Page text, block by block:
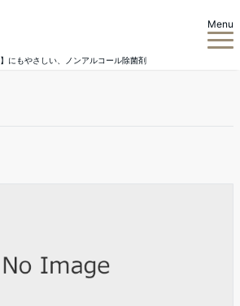
にもやさしい、ノンアルコール除菌剤
Menu